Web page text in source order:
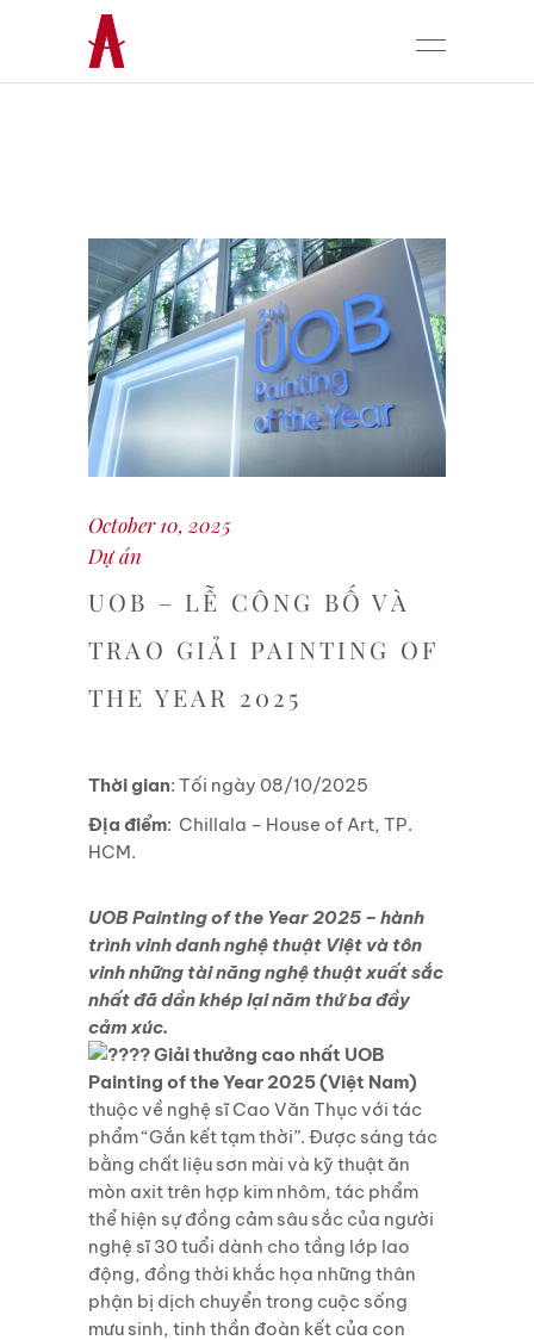
October 10, 2025
Dự án
UOB – LỄ CÔNG BỐ VÀ
TRAO GIẢI PAINTING OF
THE YEAR 2025
Thời gian: Tối ngày 08/10/2025
Địa điểm: Chillala – House of Art, TP.
HCM.
UOB Painting of the Year 2025 – hành
trình vinh danh nghệ thuật Việt và tôn
vinh những tài năng nghệ thuật xuất sắc
nhất đã dần khép lại năm thứ ba đầy
cảm xúc.
Giải thưởng cao nhất UOB
Painting of the Year 2025 (Việt Nam)
thuộc về nghệ sĩ Cao Văn Thục với tác
phẩm “Gắn kết tạm thời”. Được sáng tác
bằng chất liệu sơn mài và kỹ thuật ăn
mòn axit trên hợp kim nhôm, tác phẩm
thể hiện sự đồng cảm sâu sắc của người
nghệ sĩ 30 tuổi dành cho tầng lớp lao
động, đồng thời khắc họa những thân
phận bị dịch chuyển trong cuộc sống
mưu sinh, tinh thần đoàn kết của con